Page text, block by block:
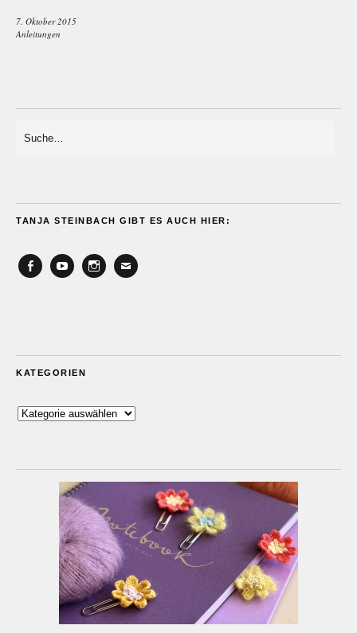
7. Oktober 2015
Anleitungen
TANJA STEINBACH GIBT ES AUCH HIER:
KATEGORIEN
Kategorien